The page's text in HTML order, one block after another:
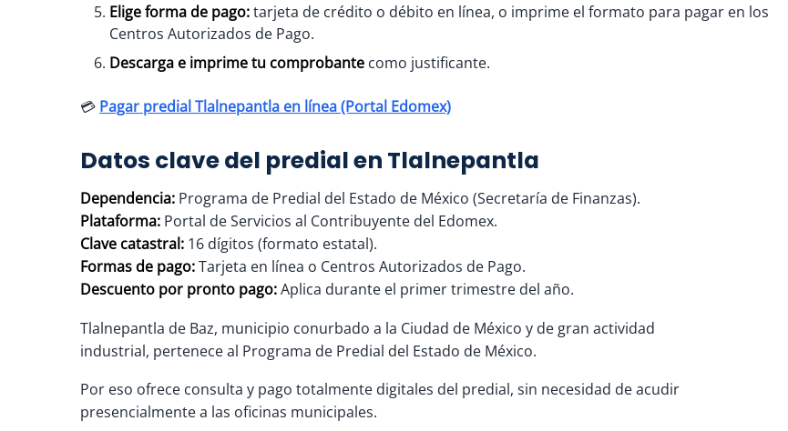
Elige forma de pago:tarjeta de crédito o débito en línea, o imprime el formato para pagar en los
Centros Autorizados de Pago.
Descarga e imprime tu comprobante como justificante.
💳 Pagar predial Tlalnepantla en línea (Portal Edomex)
Datos clave del predial en Tlalnepantla
Dependencia: Programa de Predial del Estado de México (Secretaría de Finanzas).
Plataforma: Portal de Servicios al Contribuyente del Edomex.
Clave catastral: 16 dígitos (formato estatal).
Formas de pago:Tarjeta en línea o Centros Autorizados de Pago.
Descuento por pronto pago:Aplica durante el primer trimestre del año.
Tlalnepantla de Baz, municipio conurbado a la Ciudad de México y de gran actividad
industrial, pertenece al Programa de Predial del Estado de México.
Por eso ofrece consulta y pago totalmente digitales del predial, sin necesidad de acudir
presencialmente a las oficinas municipales.